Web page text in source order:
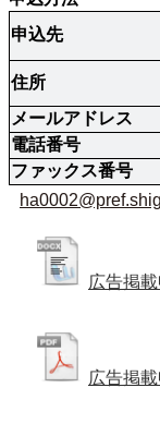
申込先
住所
メールアドレス
電話番号
ファックス番号
広告掲
広告掲